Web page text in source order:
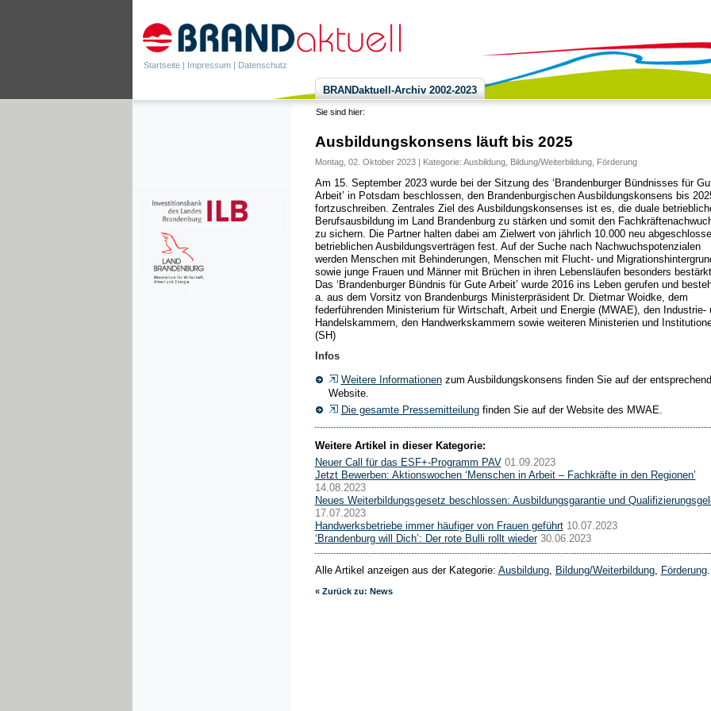
Startseite | Impressum | Datenschutz
BRANDaktuell-Archiv 2002-2023
Sie sind hier:
Ausbildungskonsens läuft bis 2025
Montag, 02. Oktober 2023 | Kategorie: Ausbildung, Bildung/Weiterbildung, Förderung
Am 15. September 2023 wurde bei der Sitzung des ‘Brandenburger Bündnisses für
Arbeit’ in Potsdam beschlossen, den Brandenburgischen Ausbildungskonsens bis
fortzuschreiben. Zentrales Ziel des Ausbildungskonsenses ist es, die duale
Berufsausbildung im Land Brandenburg zu stärken und somit den
zu sichern. Die Partner halten dabei am Zielwert von jährlich 10.000 neu
betrieblichen Ausbildungsverträgen fest. Auf der Suche nach Nachwuchspotenzialen
werden Menschen mit Behinderungen, Menschen mit Flucht- und
sowie junge Frauen und Männer mit Brüchen in ihren Lebensläufen besonders
Das ‘Brandenburger Bündnis für Gute Arbeit’ wurde 2016 ins Leben gerufen und
a. aus dem Vorsitz von Brandenburgs Ministerpräsident Dr. Dietmar Woidke, dem
federführenden Ministerium für Wirtschaft, Arbeit und Energie (MWAE), den Industrie-
Handelskammern, den Handwerkskammern sowie weiteren Ministerien und
(SH)
Infos
Weitere Informationenzum Ausbildungskonsens finden Sie auf der
Website.
Die gesamte Pressemitteilungfinden Sie auf der Website des MWAE.
Weitere Artikel in dieser Kategorie:
Neuer Call für das ESF+-Programm PAV 01.09.2023
Jetzt Bewerben: Aktionswochen ‘Menschen in Arbeit – Fachkräfte in den Regionen’
14.08.2023
Neues Weiterbildungsgesetz beschlossen: Ausbildungsgarantie und
17.07.2023
Handwerksbetriebe immer häufiger von Frauen geführt 10.07.2023
‘Brandenburg will Dich’: Der rote Bulli rollt wieder 30.06.2023
Alle Artikel anzeigen aus der Kategorie: Ausbildung, Bildung/Weiterbildung, Förderung.
« Zurück zu: News